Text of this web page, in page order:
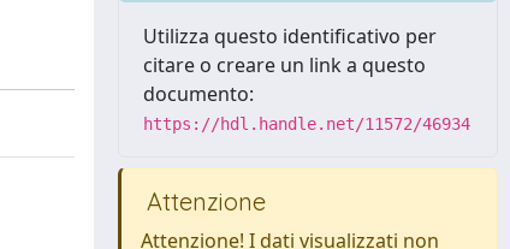
Utilizza questo identificativo per
citare o creare un link a questo
documento:
https://hdl.handle.net/11572/46934
Attenzione
Attenzione! I dati visualizzati non